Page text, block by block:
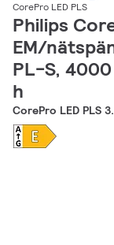
CorePro LED PLS
Philips
EM/
PL-S,
h
CorePro LED PLS